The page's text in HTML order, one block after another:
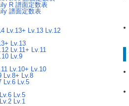
R 譜面定数表
譜面定数表
Lv.13+ Lv.13 Lv.12
Lv.13
Lv.11+ Lv.11
Lv.9
Lv.10+ Lv.10
Lv.8+ Lv.8
Lv.6 Lv.5
Lv.6 Lv.5
Lv.2 Lv.1